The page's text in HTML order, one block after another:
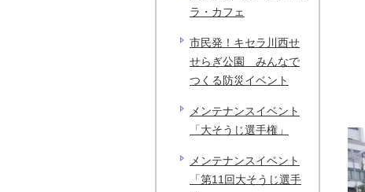
ラ・カフェ
市民発！キセラ川西せ
せらぎ公園 みんなで
つくる防災イベント
メンテナンスイベント
「大そうじ選手権」
メンテナンスイベント
「第11回大そうじ選手